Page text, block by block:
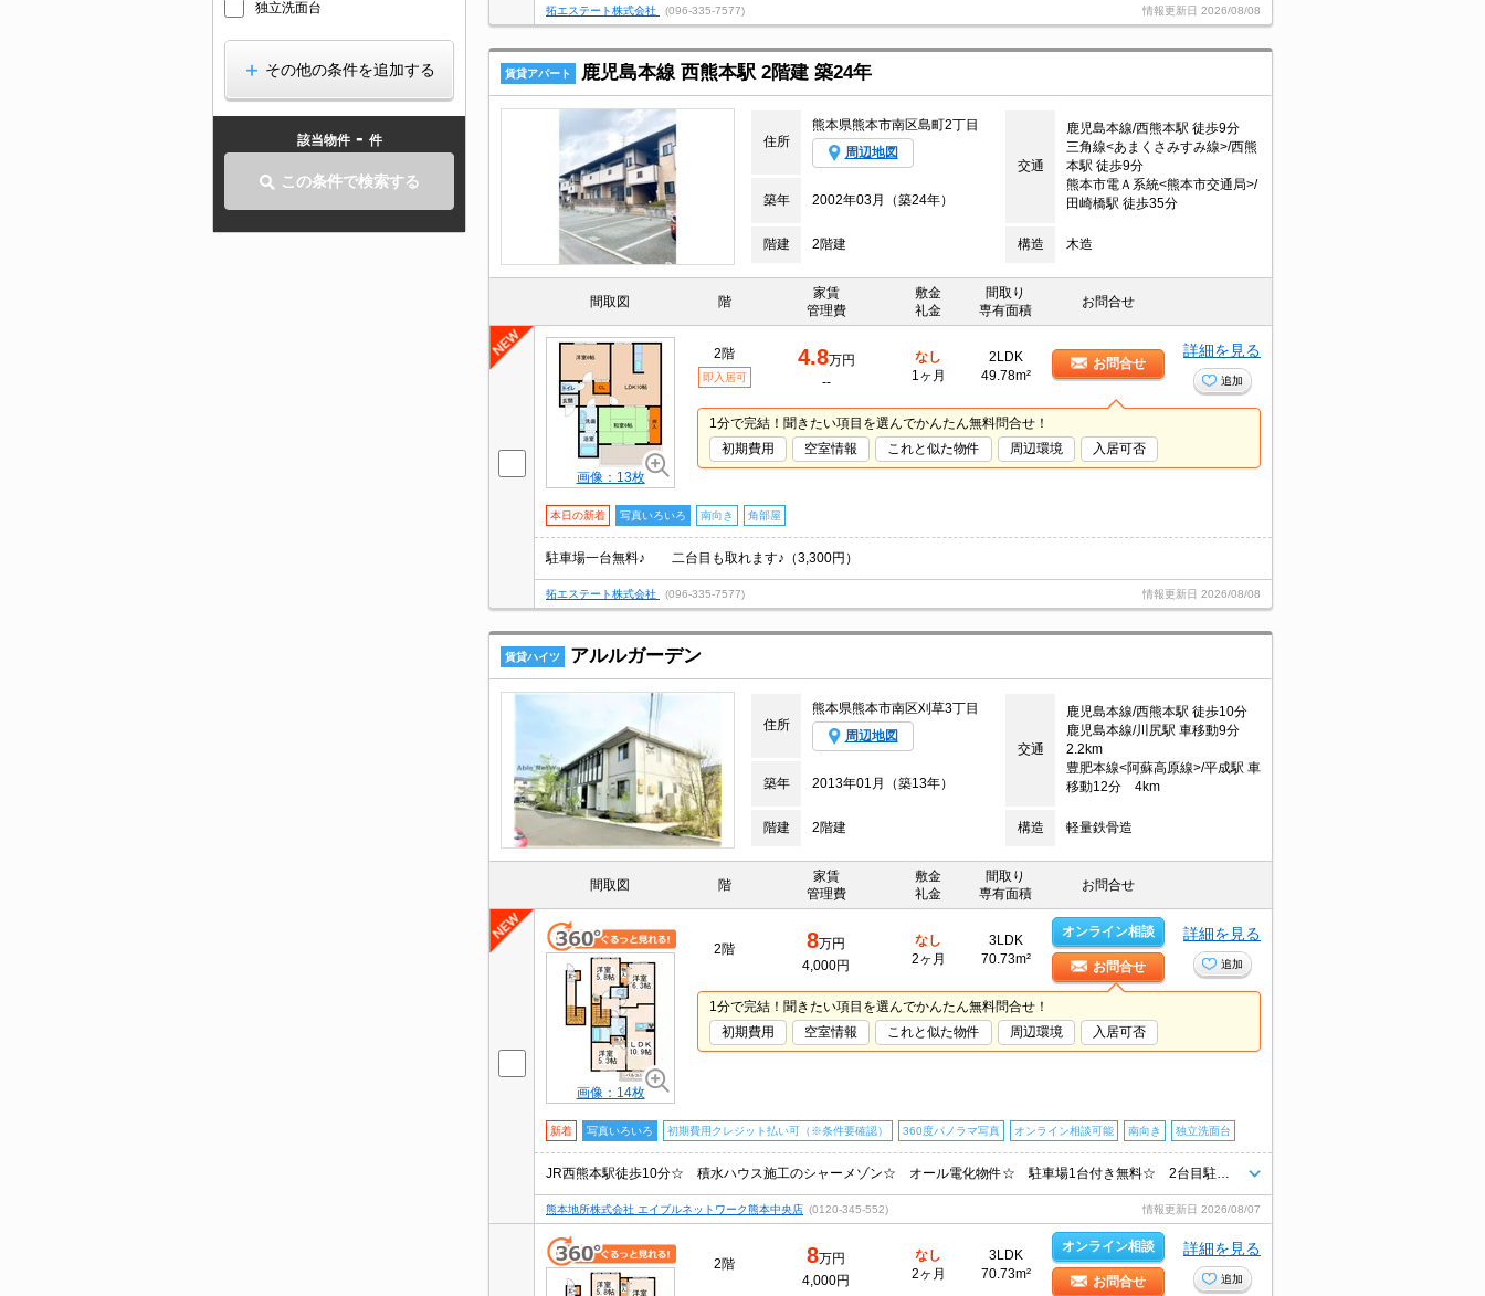
独立洗面台
その他の条件を追加する
該当物件 - 件
この条件で検索する
拓エステート株式会社 (096-335-7577) 情報更新日 2026/08/08
賃貸アパート 鹿児島本線 西熊本駅 2階建 築24年
住所
熊本県熊本市南区島町2丁目
周辺地図
交通
鹿児島本線/西熊本駅 徒歩9分
三角線<あまくさみすみ線>/西熊
本駅 徒歩9分
熊本市電Ａ系統<熊本市交通局>/
田崎橋駅 徒歩35分
築年 2002年03月（築24年）
階建 2階建 構造 木造
間取図 階
家賃
管理費
敷金
礼金
間取り
専有面積
お問合せ
画像：13枚
2階
即入居可
4.8万円
--
なし
1ヶ月
2LDK
49.78m²
お問合せ
詳細を見る
追加
1分で完結！聞きたい項目を選んでかんたん無料問合せ！
初期費用
空室情報 これと似た物件 周辺環境 入居可否
本日の新着 写真いろいろ 南向き 角部屋
駐車場一台無料♪ 二台目も取れます♪（3,300円）
拓エステート株式会社 (096-335-7577) 情報更新日 2026/08/08
賃貸ハイツ アルルガーデン
住所
熊本県熊本市南区刈草3丁目
周辺地図
交通
鹿児島本線/西熊本駅 徒歩10分
鹿児島本線/川尻駅 車移動9分
2.2km
豊肥本線<阿蘇高原線>/平成駅 車
移動12分 4km
築年 2013年01月（築13年）
階建 2階建 構造 軽量鉄骨造
間取図 階
家賃
管理費
敷金
礼金
間取り
専有面積
お問合せ
画像：14枚
2階 8万円
4,000円
なし
2ヶ月
3LDK
70.73m²
オンライン相談
お問合せ
詳細を見る
追加
1分で完結！聞きたい項目を選んでかんたん無料問合せ！
初期費用
空室情報 これと似た物件 周辺環境 入居可否
新着 写真いろいろ 初期費用クレジット払い可（※条件要確認） 360度パノラマ写真 オンライン相談可能 南向き 独立洗面台
熊本地所株式会社 エイブルネットワーク熊本中央店 (0120-345-552) 情報更新日 2026/08/07
2階 8万円
4,000円
なし
2ヶ月
3LDK
70.73m²
オンライン相談
お問合せ
詳細を見る
追加